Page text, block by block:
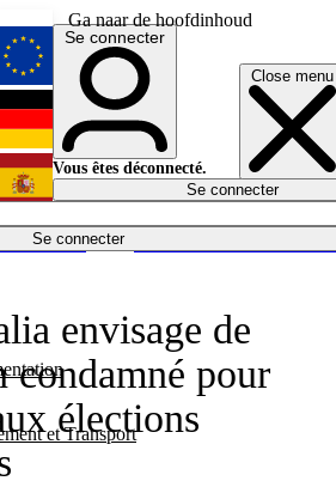
Ga naar de hoofdinhoud
Close menu
Se connecter
et Transport
Économie
English
Deutsch
Español
Se connecter
Vous êtes déconnecté.
Se connecter
envisage de
condamné pour
élections